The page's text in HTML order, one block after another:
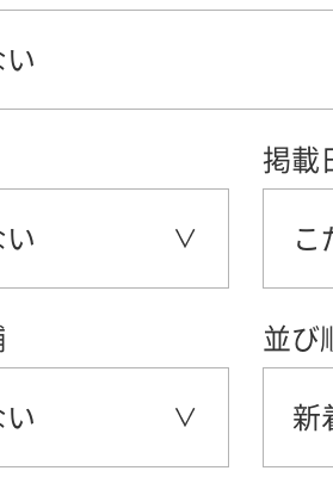
い
い
掲載
こ
い
並び
新